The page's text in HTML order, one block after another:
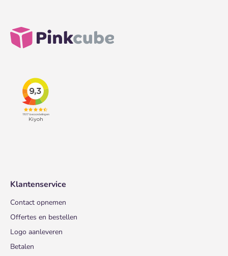
Klantenservice
Contact opnemen
Offertes en bestellen
Logo aanleveren
Betalen